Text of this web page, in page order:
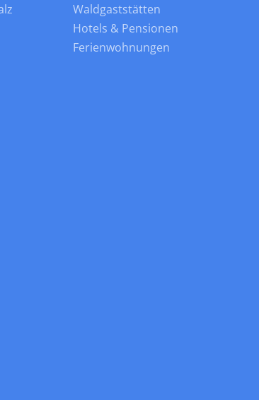
Waldgaststätten
Hotels & Pensionen
Ferienwohnungen